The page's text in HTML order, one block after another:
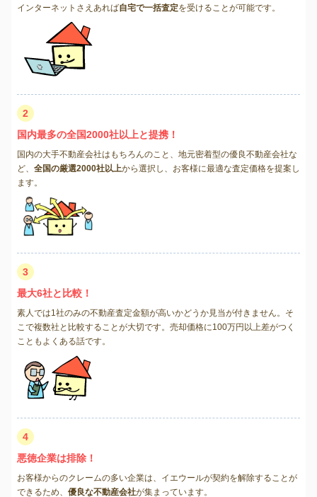
インターネットさえあれば自宅で一括査定を受けることが可能です。
2
国内最多の全国2000社以上と提携！
国内の大手不動産会社はもちろんのこと、地元密着型の優良不動産会社な
ど、 全国の厳選2000社以上から選択し、お客様に最適な査定価格を提案し
ます。
3
最大6社と比較！
素人では1社のみの不動産査定金額が高いかどうか見当が付きません。そ
こで複数社と比較することが大切です。売却価格に100万円以上差がつく
こともよくある話です。
4
悪徳企業は排除！
お客様からのクレームの多い企業は、イエウールが契約を解除することが
できるため、 優良な不動産会社が集まっています。